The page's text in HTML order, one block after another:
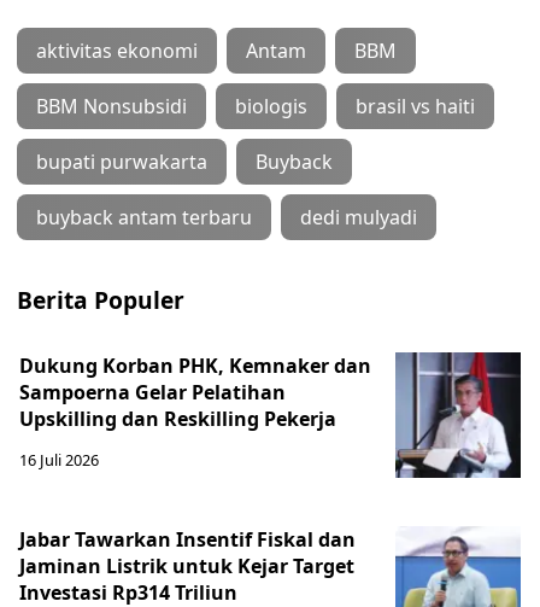
aktivitas ekonomi Antam BBM
BBM Nonsubsidi biologis brasil vs haiti
bupati purwakarta Buyback
buyback antam terbaru dedi mulyadi
Berita Populer
Dukung Korban PHK, Kemnaker dan
Sampoerna Gelar Pelatihan
Upskilling dan Reskilling Pekerja
16 Juli 2026
Jabar Tawarkan Insentif Fiskal dan
Jaminan Listrik untuk Kejar Target
Investasi Rp314 Triliun